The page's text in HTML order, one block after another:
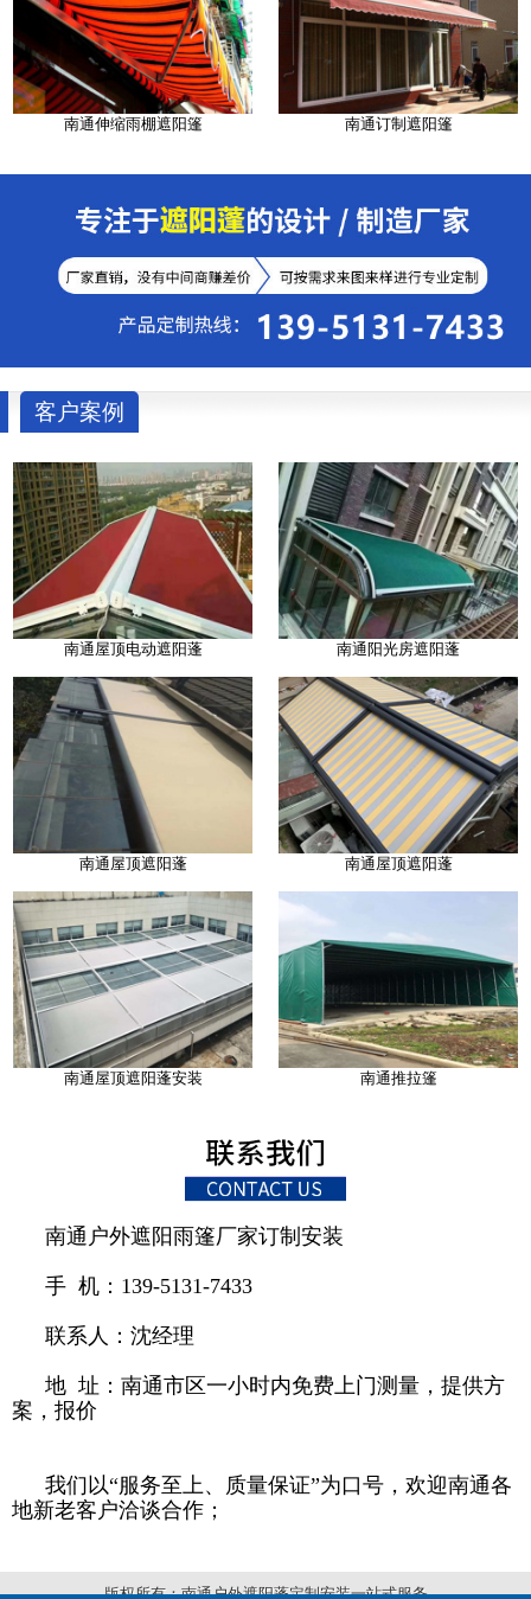
南通伸缩雨棚遮阳篷 南通订制遮阳篷
客户案例
南通屋顶电动遮阳蓬 南通阳光房遮阳蓬
南通屋顶遮阳蓬 南通屋顶遮阳蓬
南通屋顶遮阳蓬安装 南通推拉篷
南通户外遮阳雨篷厂家订制安装
手 机：139-5131-7433
联系人：沈经理
地 址：南通市区一小时内免费上门测量，提供方
案，报价
我们以“服务至上、质量保证”为口号，欢迎南通各
地新老客户洽谈合作；
版权所有：南通户外遮阳蓬定制安装一站式服务